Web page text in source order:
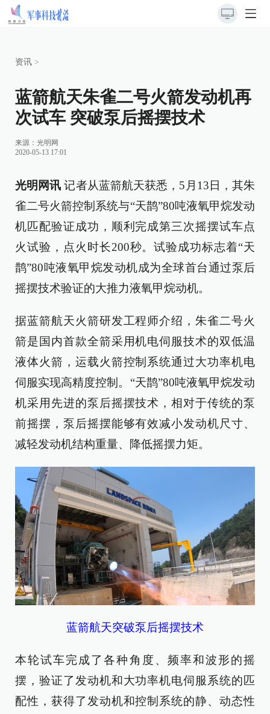
资讯 >
蓝箭航天朱雀二号火箭发动机再
次试车 突破泵后摇摆技术
来源： 光明网
2020-05-13 17:01
光明网讯 记者从蓝箭航天获悉，5月13日，其朱
雀二号火箭控制系统与“天鹊”80吨液氧甲烷发动
机匹配验证成功，顺利完成第三次摇摆试车点
火试验，点火时长200秒。试验成功标志着“天
鹊”80吨液氧甲烷发动机成为全球首台通过泵后
摇摆技术验证的大推力液氧甲烷动机。
据蓝箭航天火箭研发工程师介绍，朱雀二号火
箭是国内首款全箭采用机电伺服技术的双低温
液体火箭，运载火箭控制系统通过大功率机电
伺服实现高精度控制。“天鹊”80吨液氧甲烷发动
机采用先进的泵后摇摆技术，相对于传统的泵
前摇摆，泵后摇摆能够有效减小发动机尺寸、
减轻发动机结构重量、降低摇摆力矩。
蓝箭航天突破泵后摇摆技术
本轮试车完成了各种角度、频率和波形的摇
摆，验证了发动机和大功率机电伺服系统的匹
配性，获得了发动机和控制系统的静、动态性